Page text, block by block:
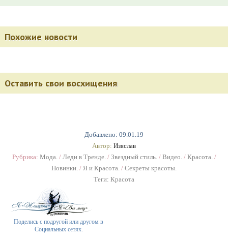
Добавлено: 09.01.19
Автор: Изяслав
Рубрика: Мода./ Леди в Тренде./ Звездный стиль./ Видео./ Красота./
Новинки. / Я и Красота. / Секреты красоты.
Теги: Красота
Поделись с подругой или другом в
Социальных сетях.
Похожие новости
Оставить свои восхищения